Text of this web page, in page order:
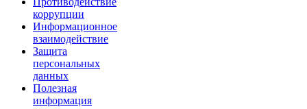
коррупции
Информационное
взаимодействие
Защита
персональных
данных
Полезная
информация